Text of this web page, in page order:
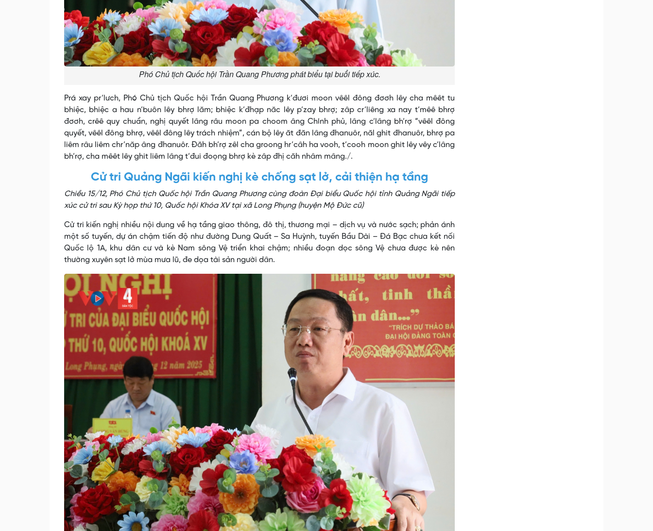
Phó Chủ tịch Quốc hội Trần Quang Phương phát biểu tại buổi tiếp xúc.
Prá xay pr’lưch, Phó Chủ tịch Quốc hội Trần Quang Phương k’đươi moon vêêl đông đơơh lêy cha mêêt tu
bhiệc, bhiệc a hau n’buôn lêy bhrợ lăm; bhiệc k’đhạp năc lêy p’zay bhrợ; zâp cr’liêng xa nay t’mêê bhrợ
đơơh, crêê quy chuẩn, nghị quyết lâng râu moon pa choom âng Chính phủ, lâng c’lâng bh’rợ “vêêl đông
quyết, vêêl đông bhrợ, vêêl đông lêy trách nhiệm”, cán bộ lêy ăt đăn lâng đhanuôr, năl ghit đhanuôr, bhrợ pa
liêm râu liêm chr’năp âng đhanuôr. Đăh bh’rợ zêl cha groong hr’câh ha vooh, t’cooh moon ghit lêy vêy c’lâng
bh’rợ, cha mêêt lêy ghit liêm lâng t’đui đoọng bhrợ kè zâp đhị căh nhâm mâng./.
Cử tri Quảng Ngãi kiến nghị kè chống sạt lở, cải thiện hạ tầng
Chiều 15/12, Phó Chủ tịch Quốc hội Trần Quang Phương cùng đoàn Đại biểu Quốc hội tỉnh Quảng Ngãi tiếp
xúc cử tri sau Kỳ họp thứ 10, Quốc hội Khóa XV tại xã Long Phụng (huyện Mộ Đức cũ)
Cử tri kiến nghị nhiều nội dung về hạ tầng giao thông, đô thị, thương mại – dịch vụ và nước sạch; phản ánh
một số tuyến, dự án chậm tiến độ như đường Dung Quất – Sa Huỳnh, tuyến Bầu Dài – Đá Bạc chưa kết nối
Quốc lộ 1A, khu dân cư và kè Nam sông Vệ triển khai chậm; nhiều đoạn dọc sông Vệ chưa được kè nên
thường xuyên sạt lở mùa mưa lũ, đe dọa tài sản người dân.